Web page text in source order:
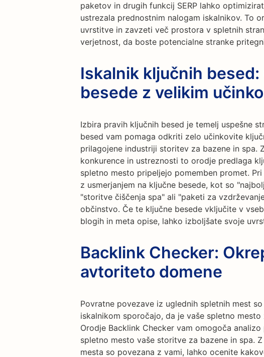
paketov in drugih funkcij SERP lahko
ustrezala prednostnim nalogam iskalnikov. To
uvrstitve in zavzeti več prostora v spletnih
verjetnost, da boste potencialne stranke
Iskalnik ključnih
besede z velikim
Izbira pravih ključnih besed je temelj uspešne
besed vam pomaga odkriti zelo učinkovite
prilagojene industriji storitev za bazene in spa.
konkurence in ustreznosti to orodje predlaga
spletno mesto pripeljejo pomemben promet.
z usmerjanjem na ključne besede, kot so
"storitve čiščenja spa" ali "paketi za
občinstvo. Če te ključne besede vključite v
blogih in meta opise, lahko izboljšate svoje
Backlink Checker:
avtoriteto domene
Povratne povezave iz uglednih spletnih mest so
iskalnikom sporočajo, da je vaše spletno
Orodje Backlink Checker vam omogoča
spletno mesto vaše storitve za bazene in spa.
mesta so povezana z vami, lahko ocenite